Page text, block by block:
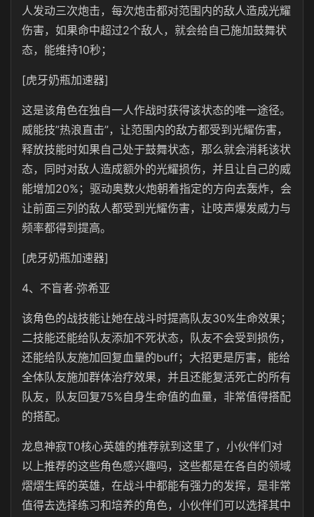
人发动三次炮击，每次炮击都对范围内的敌人造成光耀
伤害，如果命中超过2个敌人，就会给自己施加鼓舞状
态，能维持10秒；
[虎牙奶瓶加速器]
这是该角色在独自一人作战时获得该状态的唯一途径。
威能技”热浪直击”，让范围内的敌方都受到光耀伤害，
释放技能时如果自己处于鼓舞状态，那么就会消耗该状
态，同时对敌人造成额外的光耀损伤，并且让自己的威
能增加20%；驱动奥数火炮朝着指定的方向去轰炸，会
让前面三列的敌人都受到光耀伤害，让吱声爆发威力与
频率都得到提高。
[虎牙奶瓶加速器]
4、不盲者·弥希亚
该角色的战技能让她在战斗时提高队友30%生命效果；
二技能还能给队友添加不死状态，队友不会受到损伤，
还能给队友施加回复血量的buff；大招更是厉害，能给
全体队友施加群体治疗效果，并且还能复活死亡的所有
队友，队友回复75%自身生命值的血量，非常值得搭配
的搭配。
龙息神寂T0核心英雄的推荐就到这里了，小伙伴们对
以上推荐的这些角色感兴趣吗，这些都是在各自的领域
熠熠生辉的英雄，在战斗中都能有强力的发挥，是非常
值得去选择练习和培养的角色，小伙伴们可以选择其中